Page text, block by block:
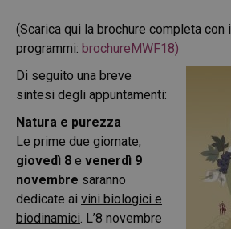
(Scarica qui la brochure completa con i
programmi: brochureMWF18)
Di seguito una breve
sintesi degli appuntamenti:
Natura e purezza
Le prime due giornate,
giovedì 8 e venerdì 9
novembre saranno
dedicate ai vini biologici e
biodinamici. L’8 novembre